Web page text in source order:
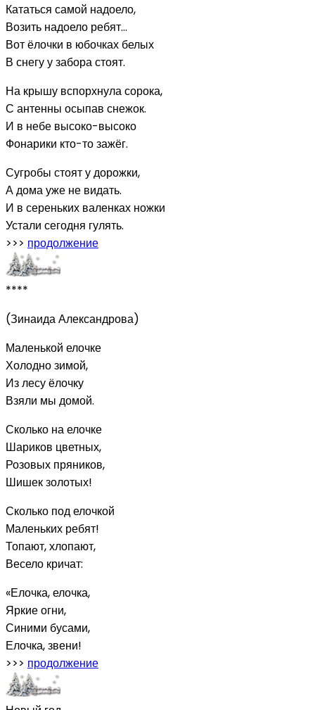
Кататься самой надоело,
Возить надоело ребят…
Вот ёлочки в юбочках белых
В снегу у забора стоят.
На крышу вспорхнула сорока,
С антенны осыпав снежок.
И в небе высоко-высоко
Фонарики кто-то зажёг.
Сугробы стоят у дорожки,
А дома уже не видать.
И в сереньких валенках ножки
Устали сегодня гулять.
>>> продолжение
****
(Зинаида Александрова)
Маленькой елочке
Холодно зимой,
Из лесу ёлочку
Взяли мы домой.
Сколько на елочке
Шариков цветных,
Розовых пряников,
Шишек золотых!
Сколько под елочкой
Маленьких ребят!
Топают, хлопают,
Весело кричат:
«Елочка, елочка,
Яркие огни,
Синими бусами,
Елочка, звени!
>>> продолжение